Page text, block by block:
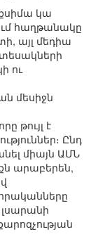
կա
հաղթանակը
այլ մեդիա
ու
մեսիջն
թույլ է
Ընդ
միայն ԱՄՆ
արաբերեն,
լսարանի